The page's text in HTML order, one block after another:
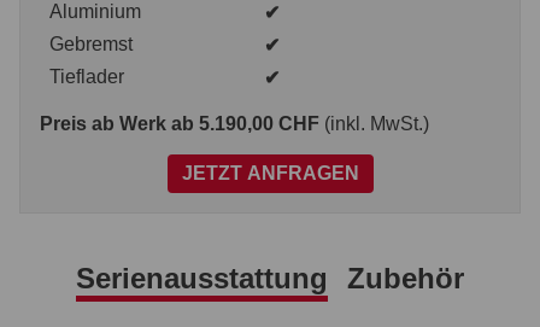
Aluminium
✔
Gebremst
✔
Tieflader
✔
Preis ab Werk ab 5.190,00 CHF (inkl. MwSt.)
JETZT ANFRAGEN
Serienausstattung Zubehör